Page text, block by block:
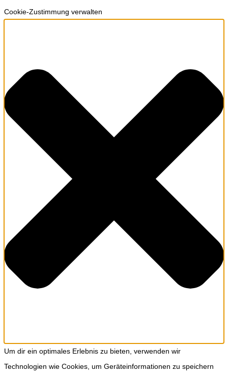
Cookie-Zustimmung verwalten
Um dir ein optimales Erlebnis zu bieten, verwenden wir
Technologien wie Cookies, um Geräteinformationen zu speichern